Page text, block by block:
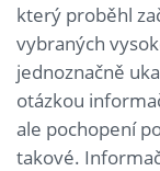
který proběhl
vybraných
jednoznačně
otázkou
ale pochopení
takové.